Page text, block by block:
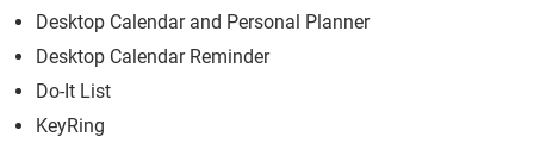
Desktop Calendar and Personal Planner
Desktop Calendar Reminder
Do-It List
KeyRing